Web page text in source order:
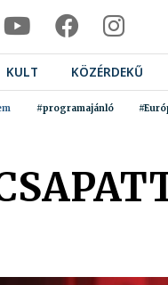
KULT KÖZÉRDEKŰ
#programajánló